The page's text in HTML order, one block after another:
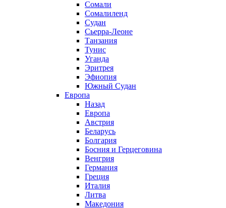
Сомали
Сомалиленд
Судан
Сьерра-Леоне
Танзания
Тунис
Уганда
Эритрея
Эфиопия
Южный Судан
Европа
Назад
Европа
Австрия
Беларусь
Болгария
Босния и Герцеговина
Венгрия
Германия
Греция
Италия
Литва
Македония